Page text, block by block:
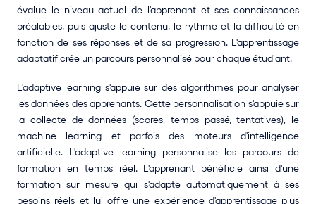
évalue le niveau actuel de l'apprenant et ses connaissances
préalables, puis ajuste le contenu, le rythme et la difficulté en
fonction de ses réponses et de sa progression. L'apprentissage
adaptatif crée un parcours personnalisé pour chaque étudiant.
L'adaptive learning s'appuie sur des algorithmes pour analyser
les données des apprenants. Cette personnalisation s'appuie sur
la collecte de données (scores, temps passé, tentatives), le
machine learning et parfois des moteurs d'intelligence
artificielle. L'adaptive learning personnalise les parcours de
formation en temps réel. L'apprenant bénéficie ainsi d'une
formation sur mesure qui s'adapte automatiquement à ses
besoins réels et lui offre une expérience d'apprentissage plus